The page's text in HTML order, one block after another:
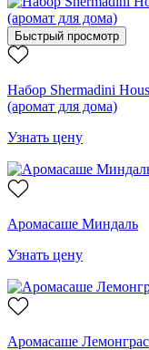
Быстрый просмотр
Набор Shermadini
(аромат для дома)
Узнать цену
Аромасаше Миндаль
Узнать цену
Аромасаше